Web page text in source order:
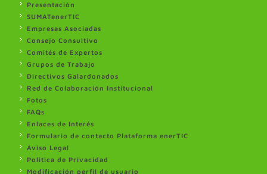
Presentación
SUMATenerTIC
Empresas Asociadas
Consejo Consultivo
Comités de Expertos
Grupos de Trabajo
Directivos Galardonados
Red de Colaboración Institucional
Fotos
FAQs
Enlaces de Interés
Formulario de contacto Plataforma enerTIC
Aviso Legal
Politica de Privacidad
Modificación perfil de usuario